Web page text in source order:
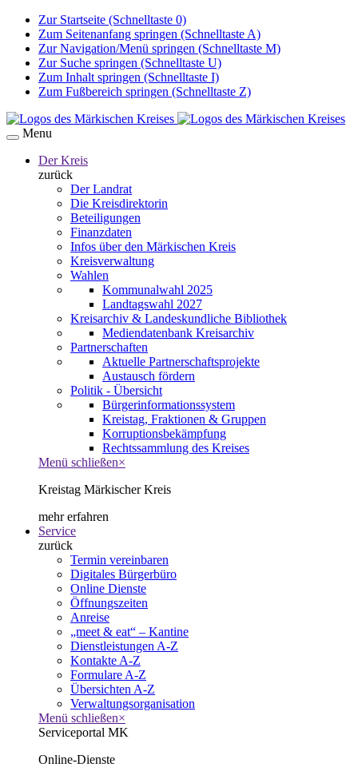
Zur Startseite (Schnelltaste 0)
Zum Seitenanfang springen (Schnelltaste A)
Zur Navigation/Menü springen (Schnelltaste M)
Zur Suche springen (Schnelltaste U)
Zum Inhalt springen (Schnelltaste I)
Zum Fußbereich springen (Schnelltaste Z)
Menu
Der Kreis
zurück
Der Landrat
Die Kreisdirektorin
Beteiligungen
Finanzdaten
Infos über den Märkischen Kreis
Kreisverwaltung
Wahlen
Kommunalwahl 2025
Landtagswahl 2027
Kreisarchiv & Landeskundliche Bibliothek
Mediendatenbank Kreisarchiv
Partnerschaften
Aktuelle Partnerschaftsprojekte
Austausch fördern
Politik - Übersicht
Bürgerinformationssystem
Kreistag, Fraktionen & Gruppen
Korruptionsbekämpfung
Rechtssammlung des Kreises
Menü schließen×
Kreistag Märkischer Kreis
mehr erfahren
Service
zurück
Termin vereinbaren
Digitales Bürgerbüro
Online Dienste
Öffnungszeiten
Anreise
„meet & eat“ – Kantine
Dienstleistungen A-Z
Kontakte A-Z
Formulare A-Z
Übersichten A-Z
Verwaltungsorganisation
Menü schließen×
Serviceportal MK
Online-Dienste